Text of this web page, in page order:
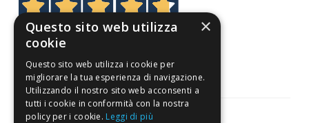
3.820
Recensioni
×
Questo sito web utilizza
cookie
Questo sito web utilizza i cookie per
migliorare la tua esperienza di navigazione.
Utilizzando il nostro sito web acconsenti a
tutti i cookie in conformità con la nostra
policy per i cookie. Leggi di più